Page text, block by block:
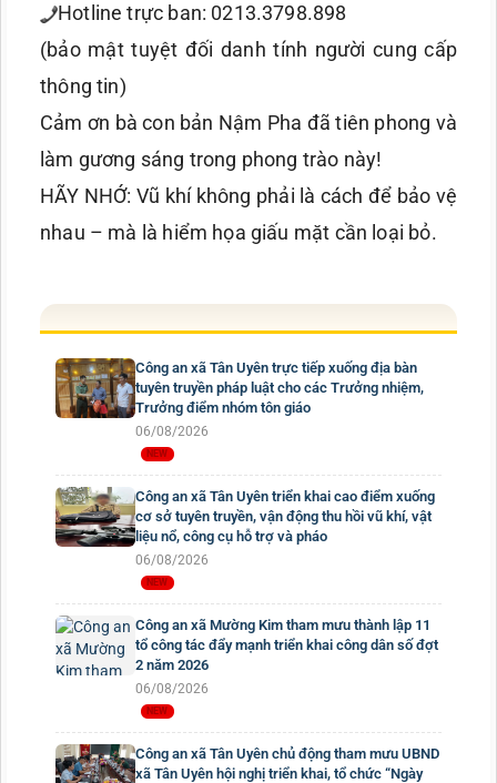
Hotline trực ban: 0213.3798.898
(bảo mật tuyệt đối danh tính người cung cấp
thông tin)
Cảm ơn bà con bản Nậm Pha đã tiên phong và
làm gương sáng trong phong trào này!
HÃY NHỚ: Vũ khí không phải là cách để bảo vệ
nhau – mà là hiểm họa giấu mặt cần loại bỏ.
Công an xã Tân Uyên trực tiếp xuống địa bàn
tuyên truyền pháp luật cho các Trưởng nhiệm,
Trưởng điểm nhóm tôn giáo
06/08/2026
Công an xã Tân Uyên triển khai cao điểm xuống
cơ sở tuyên truyền, vận động thu hồi vũ khí, vật
liệu nổ, công cụ hỗ trợ và pháo
06/08/2026
Công an xã Mường Kim tham mưu thành lập 11
tổ công tác đẩy mạnh triển khai công dân số đợt
2 năm 2026
06/08/2026
Công an xã Tân Uyên chủ động tham mưu UBND
xã Tân Uyên hội nghị triển khai, tổ chức “Ngày